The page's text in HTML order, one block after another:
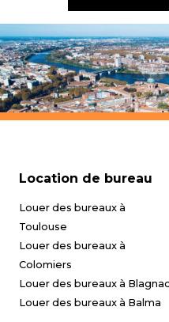
Location de bureau
Louer des bureaux à
Toulouse
Louer des bureaux à
Colomiers
Louer des bureaux à Blagnac
Louer des bureaux à Balma